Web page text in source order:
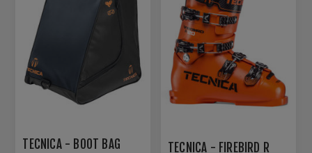
TECNICA - BOOT BAG TECNICA - FIREBIRD R